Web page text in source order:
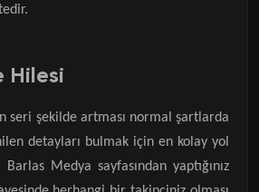
Hilesi
seri şekilde artması normal şartlarda
detayları bulmak için en kolay yol
Medya sayfasından yaptığınız